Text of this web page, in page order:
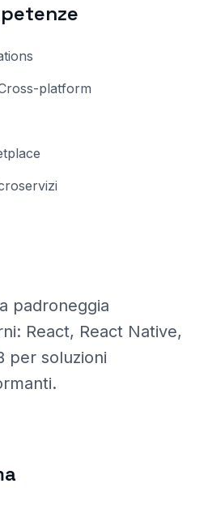
platform
padroneggia
React, React Native,
per soluzioni